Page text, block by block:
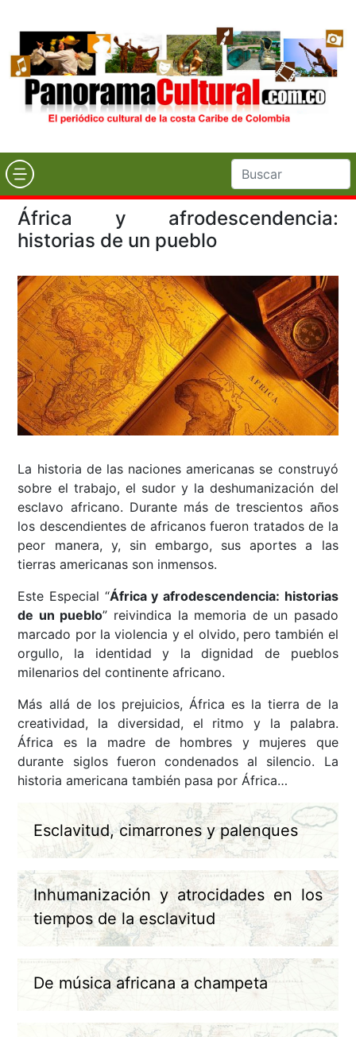
África y afrodescendencia:
historias de un pueblo
La historia de las naciones americanas se construyó
sobre el trabajo, el sudor y la deshumanización del
esclavo africano. Durante más de trescientos años
los descendientes de africanos fueron tratados de la
peor manera, y, sin embargo, sus aportes a las
tierras americanas son inmensos.
Este Especial “África y afrodescendencia: historias
de un pueblo” reivindica la memoria de un pasado
marcado por la violencia y el olvido, pero también el
orgullo, la identidad y la dignidad de pueblos
milenarios del continente africano.
Más allá de los prejuicios, África es la tierra de la
creatividad, la diversidad, el ritmo y la palabra.
África es la madre de hombres y mujeres que
durante siglos fueron condenados al silencio. La
historia americana también pasa por África…
Esclavitud, cimarrones y palenques
Inhumanización y atrocidades en los
tiempos de la esclavitud
De música africana a champeta